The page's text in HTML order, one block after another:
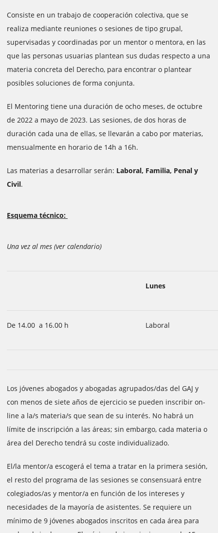
Consiste en un trabajo de cooperación colectiva, que se
realiza mediante reuniones o sesiones de tipo grupal,
supervisadas y coordinadas por un mentor o mentora, en las
que las personas usuarias plantean sus dudas respecto a una
materia concreta del Derecho, para encontrar o plantear
posibles soluciones de forma conjunta.
El Mentoring tiene una duración de ocho meses, de octubre
de 2022 a mayo de 2023. Las sesiones, de dos horas de
duración cada una de ellas, se llevarán a cabo por materias,
mensualmente en horario de 14h a 16h.
Las materias a desarrollar serán: Laboral, Familia, Penal y
Civil.
Esquema técnico:
Una vez al mes (ver calendario)
Lunes
De 14.00 a 16.00 h Laboral
Los jóvenes abogados y abogadas agrupados/das del GAJ y
con menos de siete años de ejercicio se pueden inscribir on-
line a la/s materia/s que sean de su interés. No habrá un
límite de inscripción a las áreas; sin embargo, cada materia o
área del Derecho tendrá su coste individualizado.
El/la mentor/a escogerá el tema a tratar en la primera sesión,
el resto del programa de las sesiones se consensuará entre
colegiados/as y mentor/a en función de los intereses y
necesidades de la mayoría de asistentes. Se requiere un
mínimo de 9 jóvenes abogados inscritos en cada área para